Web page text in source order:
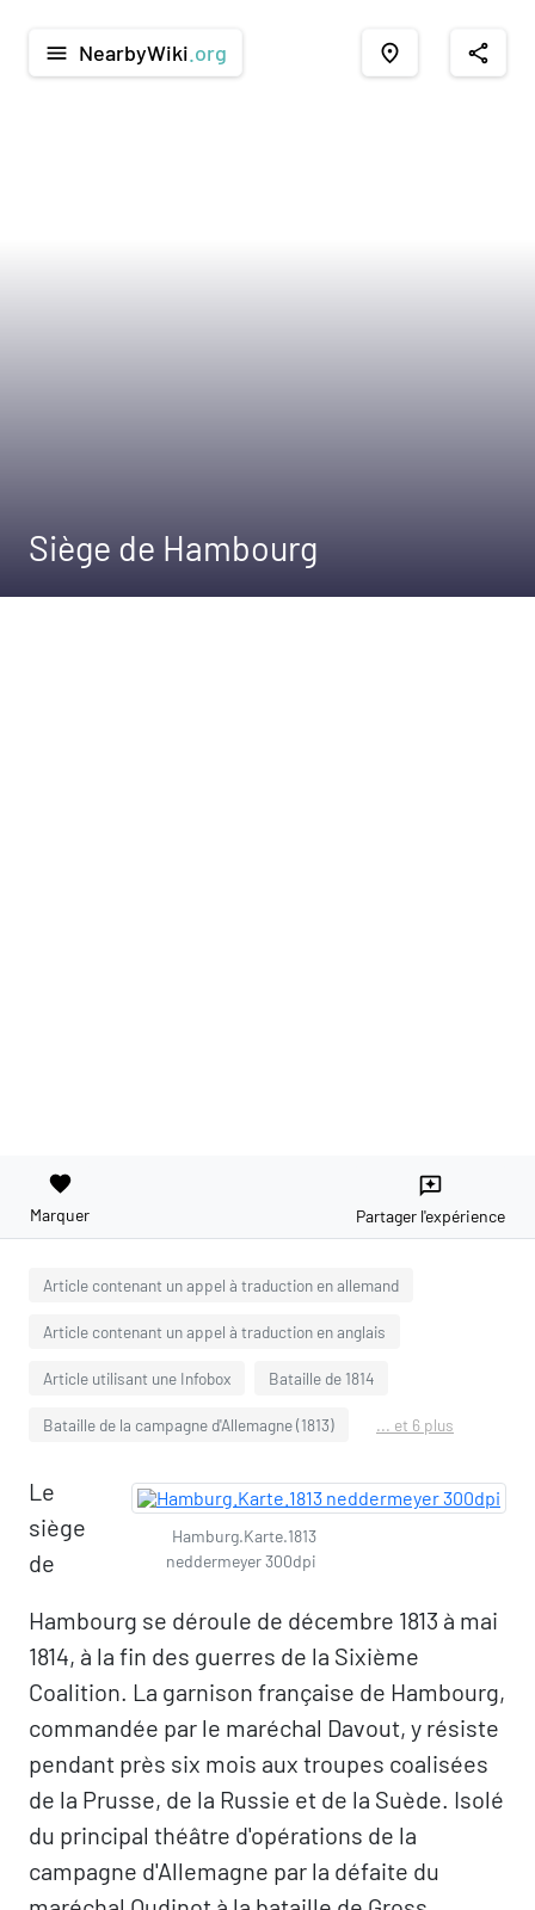
menu NearbyWiki .org place share
Siège de Hambourg
favorite
Marquer
reviews
Partager l'expérience
Article contenant un appel à traduction en allemand
Article contenant un appel à traduction en anglais
Article utilisant une Infobox Bataille de 1814
Bataille de la campagne d'Allemagne (1813) ... et 6 plus
Hamburg.Karte.1813
neddermeyer 300dpi
Le
siège
de
Hambourg se déroule de décembre 1813 à mai
1814, à la fin des guerres de la Sixième
Coalition. La garnison française de Hambourg,
commandée par le maréchal Davout, y résiste
pendant près six mois aux troupes coalisées
de la Prusse, de la Russie et de la Suède. Isolé
du principal théâtre d'opérations de la
campagne d'Allemagne par la défaite du